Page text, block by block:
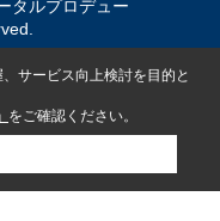
タルプロデュー
サービス向上検討を目的と
をご確認ください。